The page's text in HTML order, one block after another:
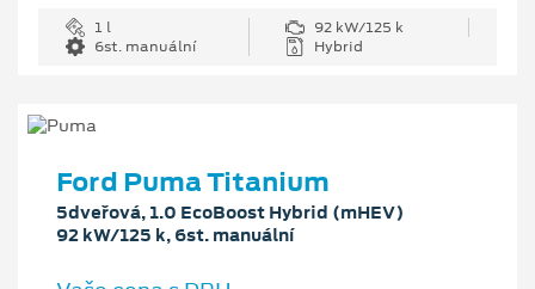
1 l
92 kW/125 k
6st. manuální
Hybrid
Ford Puma Titanium
5dveřová, 1.0 EcoBoost Hybrid (mHEV)
92 kW/125 k, 6st. manuální